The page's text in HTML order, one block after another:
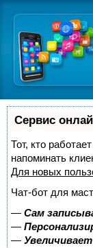
Сервис
Тот, кто
напоминать
Для новых
Чат-бот для
— Сам
—
—